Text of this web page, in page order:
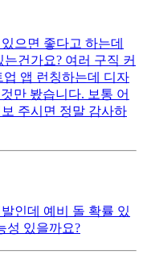
으면 좋다고 하는데
건가요? 여러 구직 커
앱 런칭하는데 디자
만 봤습니다. 보통 어
주시면 정말 감사하
인데 예비 돌 확률 있
성 있을까요?